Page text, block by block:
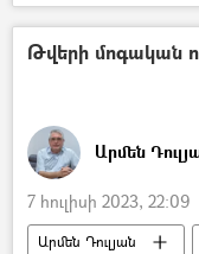
քաղաքապետ
Թվերի մոգական
Արմեն
7 հուլիսի 2023, 22:09
Արմեն Դուլյան